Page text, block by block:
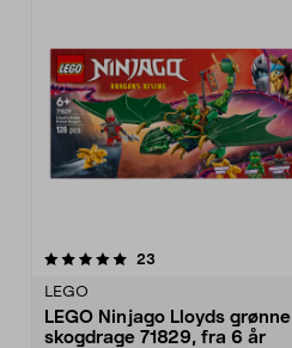
23
LEGO
LEGO Ninjago Lloyds grønne
skogdrage 71829, fra 6 år
5.0 av 5 stjerner